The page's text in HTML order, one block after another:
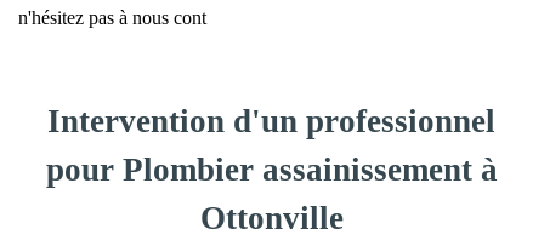
n'hésitez pas à nous cont
Intervention d'un professionnel
pour Plombier assainissement à
Ottonville